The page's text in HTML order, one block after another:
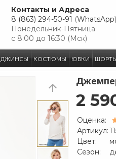
Контакты и Адреса
8 (863) 294-50-91 (WhatsApp)
Понедельник-Пятница
с 8:00 до 16:30 (Мск)
ДЖИНСЫ КОСТЮМЫ ЮБКИ
2
Оценка:
Артикул:
Цвет:
Сезон: